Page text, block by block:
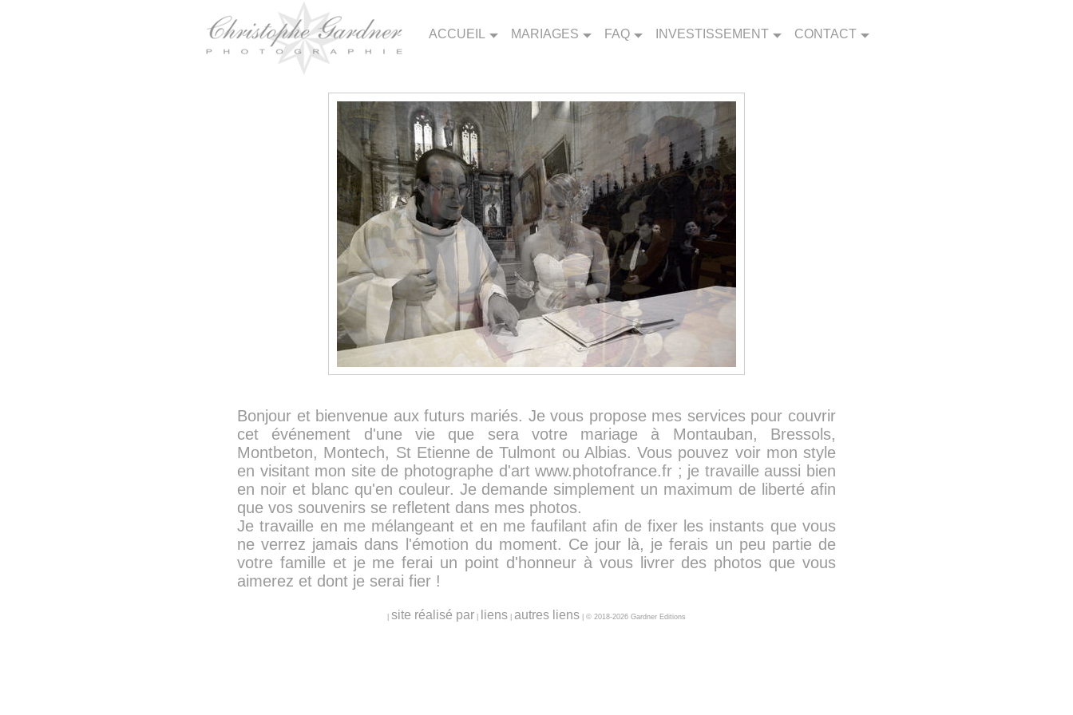
ACCUEIL MARIAGES FAQ INVESTISSEMENT CONTACT
Bonjour et bienvenue aux futurs mariés. Je vous propose mes services pour couvrir
cet événement d'une vie que sera votre mariage à Montauban, Bressols,
Montbeton, Montech, St Etienne de Tulmont ou Albias. Vous pouvez voir mon style
en visitant mon site de photographe d'art www.photofrance.fr ; je travaille aussi bien
en noir et blanc qu'en couleur. Je demande simplement un maximum de liberté afin
que vos souvenirs se refletent dans mes photos.
Je travaille en me mélangeant et en me faufilant afin de fixer les instants que vous
ne verrez jamais dans l'émotion du moment. Ce jour là, je ferais un peu partie de
votre famille et je me ferai un point d'honneur à vous livrer des photos que vous
aimerez et dont je serai fier !
site réalisé par liens autres liens | © 2018-2026 Gardner Editions